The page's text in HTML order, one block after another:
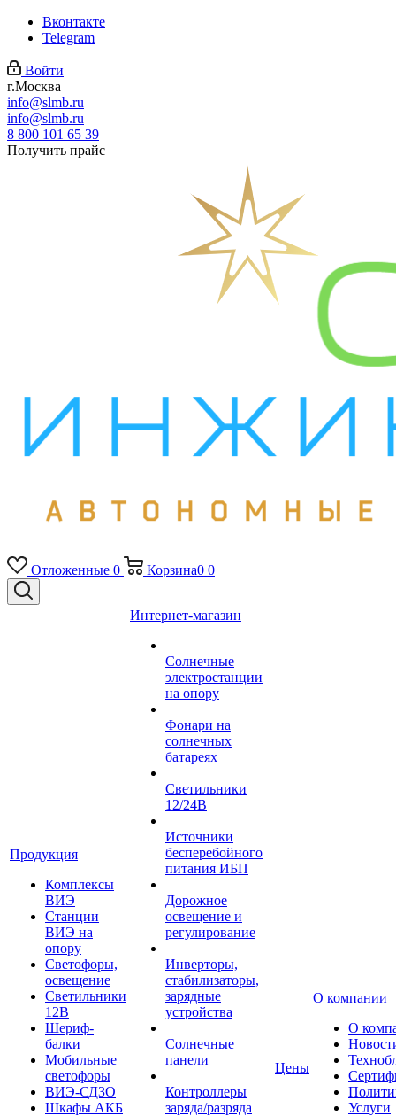
Вконтакте
Telegram
Войти
г.Москва
info@slmb.ru
info@slmb.ru
8 800 101 65 39
Получить прайс
Отложенные 0 Корзина0 0
Продукция
Комплексы
ВИЭ
Станции
ВИЭ на
опору
Светофоры,
освещение
Светильники
12В
Шериф-
балки
Мобильные
светофоры
ВИЭ-СДЗО
Шкафы АКБ
Интернет-магазин
Солнечные
электростанции
на опору
Фонари на
солнечных
батареях
Светильники
12/24В
Источники
бесперебойного
питания ИБП
Дорожное
освещение и
регулирование
Инверторы,
стабилизаторы,
зарядные
устройства
Солнечные
панели
Контроллеры
заряда/разряда
Цены
О компании
О
Услуги